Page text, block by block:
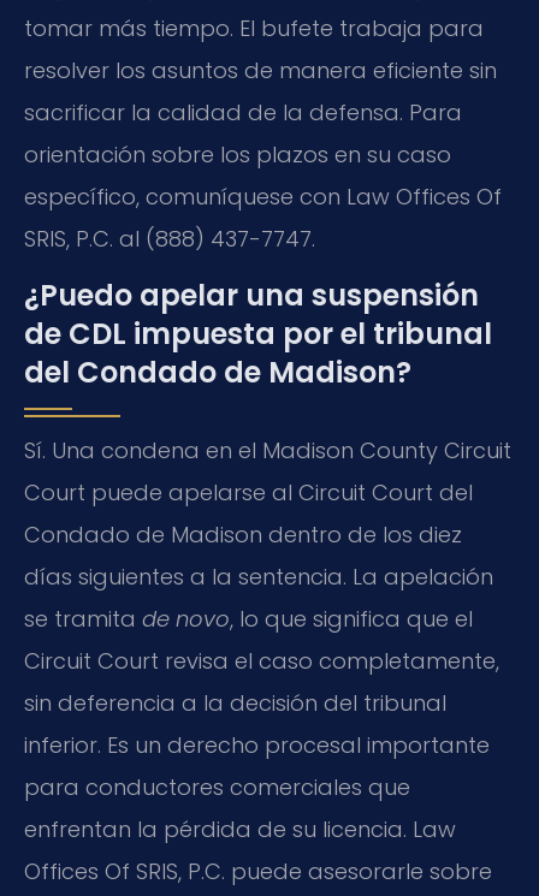
tomar más tiempo. El bufete trabaja para
resolver los asuntos de manera eficiente sin
sacrificar la calidad de la defensa. Para
orientación sobre los plazos en su caso
específico, comuníquese con Law Offices Of
SRIS, P.C. al (888) 437-7747.
¿Puedo apelar una suspensión
de CDL impuesta por el tribunal
del Condado de Madison?
Sí. Una condena en el Madison County Circuit
Court puede apelarse al Circuit Court del
Condado de Madison dentro de los diez
días siguientes a la sentencia. La apelación
se tramita de novo, lo que significa que el
Circuit Court revisa el caso completamente,
sin deferencia a la decisión del tribunal
inferior. Es un derecho procesal importante
para conductores comerciales que
enfrentan la pérdida de su licencia. Law
Offices Of SRIS, P.C. puede asesorarle sobre